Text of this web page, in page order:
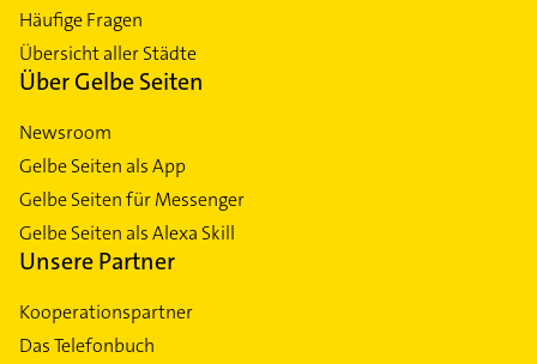
Häufige Fragen
Übersicht aller Städte
Über Gelbe Seiten
Newsroom
Gelbe Seiten als App
Gelbe Seiten für Messenger
Gelbe Seiten als Alexa Skill
Unsere Partner
Kooperationspartner
Das Telefonbuch